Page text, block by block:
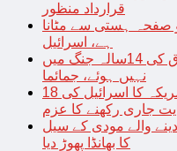
قرارداد منظور
ہستی سے مٹانا
ہے، اسرائیل
غزہ میں جتنے بچے قتل ہوئے اُتنےعراق کی 14سالہ جنگ میں
نہیں ہوئے، جمائما
18 ہزار سے زائدفلسطینی شہید، امریکہ کا اسرائیل کی
جاری رکھنے کا عزم
دینے والے مودی کے سیل
کا بھانڈا پھوڑ دیا